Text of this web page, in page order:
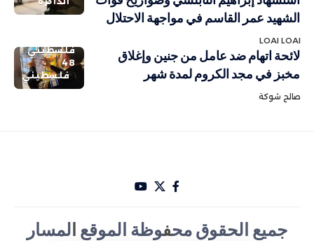
الشهيد عمر القاسم في مواجهة الاحتلال
LOAI LOAI
فلسطيني
48
فلسطيني
لائحة اتهام ضد عامل من جنين وإغلاق
مخبز في مجد الكروم لمدة شهر
صالح شوكة
جميع الحقوق محفوظة الموقع المسار